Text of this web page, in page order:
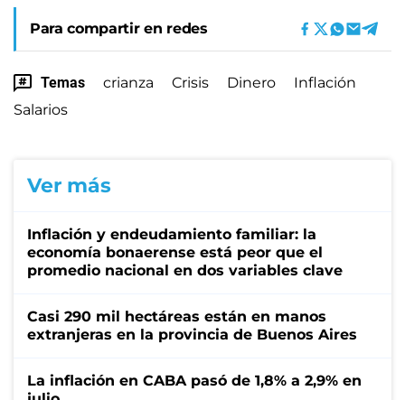
Para compartir en redes
Temas crianza Crisis Dinero
Inflación
Salarios
Ver más
Inflación y endeudamiento familiar: la
economía bonaerense está peor que el
promedio nacional en dos variables clave
Casi 290 mil hectáreas están en manos
extranjeras en la provincia de Buenos Aires
La inflación en CABA pasó de 1,8% a 2,9% en